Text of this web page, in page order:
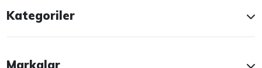
Kategoriler
Markalar